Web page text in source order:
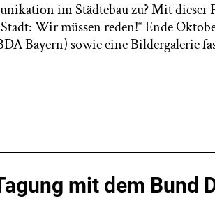
im Städtebau zu? Mit dieser
Wir müssen reden!“ Ende
Bayern) sowie eine Bildergalerie
mit dem Bund